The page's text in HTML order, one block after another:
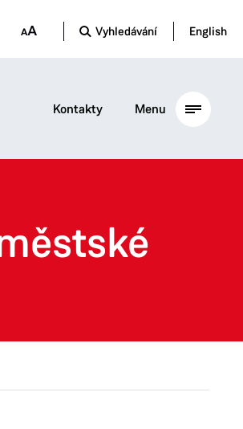
Vyhledávání English
Kontakty Menu